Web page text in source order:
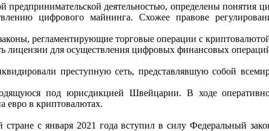
предпринимательской деятельностью, определены понятия
цифрового майнинга. Схожее правове
регламентирующие торговые операции с
лицензии для осуществления цифровых финансовых
преступную сеть, представлявшую собой
под юрисдикцией Швейцарии. В ходе
евро в криптовалютах.
с января 2021 года вступил в силу Федеральный